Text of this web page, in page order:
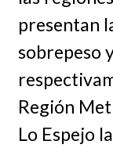
presentan
sobrepeso
Región
Lo Espejo